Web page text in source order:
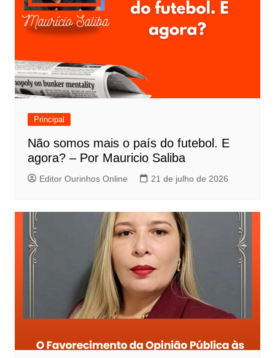
Principal
Não somos mais o país do futebol. E
agora? – Por Mauricio Saliba
Editor Ourinhos Online 21 de julho de 2026